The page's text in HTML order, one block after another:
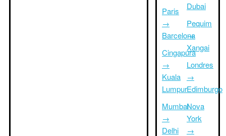
Paris
→
Barcelona
Cingapura
→
Kuala
Lumpur
Mumbai
→
Delhi
Dubai
Pequim
→
Xangai
Londres
→
Edimburgo
Nova
York
→